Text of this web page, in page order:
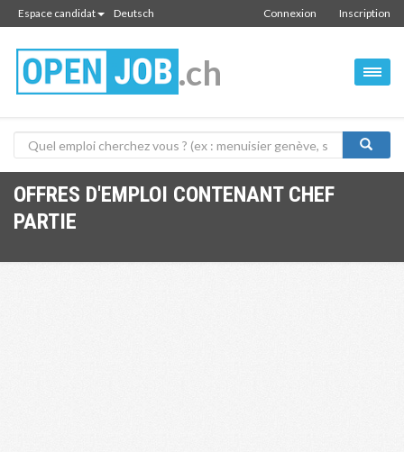
Espace candidat Deutsch Inscription
Connexion
.ch
OFFRES D'EMPLOI CONTENANT CHEF
PARTIE